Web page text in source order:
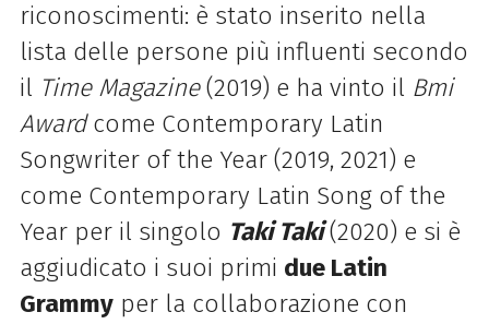
riconoscimenti: è stato inserito nella
lista delle persone più influenti secondo
il Time Magazine(2019) e ha vinto il Bmi
Awardcome Contemporary Latin
Songwriter of the Year (2019, 2021) e
come Contemporary Latin Song of the
Year per il singolo Taki Taki(2020) e si è
aggiudicato i suoi primi due Latin
Grammyper la collaborazione con